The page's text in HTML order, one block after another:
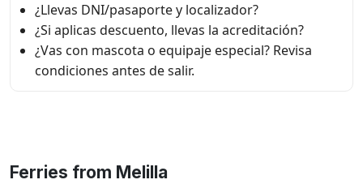
¿Llevas DNI/pasaporte y localizador?
¿Si aplicas descuento, llevas la acreditación?
¿Vas con mascota o equipaje especial? Revisa
condiciones antes de salir.
Ferries from Melilla